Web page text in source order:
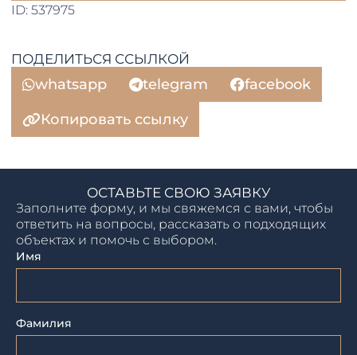
ID: 537975
ПОДЕЛИТЬСЯ ССЫЛКОЙ
whatsapp telegram
facebook
Копировать ссылку
ОСТАВЬТЕ СВОЮ ЗАЯВКУ
Заполните форму, и мы свяжемся с вами, чтобы
ответить на вопросы, рассказать о подходящих
объектах и помочь с выбором.
Имя
Фамилия